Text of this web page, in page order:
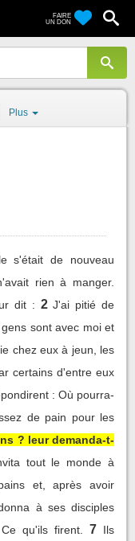
FAIRE
UN DON
Plus
s'était de nouveau
rien à manger.
dit : 2 J'ai pitié de
sont avec moi et
chez eux à jeun, les
certains d'entre eux
: Où pourra-
de pain pour les
? leur demanda-t-
tout le monde à
et, après avoir
à ses disciples
qu'ils firent.
7 Ils